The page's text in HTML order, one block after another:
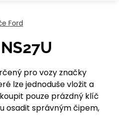
Ford
pro vozy značky
lze jednoduše vložit a
pouze prázdný klíč
osadit správným čipem,